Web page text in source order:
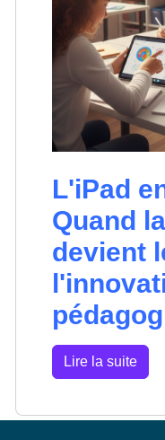
L'iPad
Quand
devient
Lire la suite